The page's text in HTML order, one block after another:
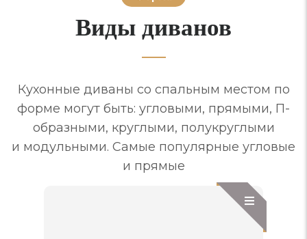
Виды диванов
Кухонные диваны со спальным местом по
форме могут быть: угловыми, прямыми, П-
образными, круглыми, полукруглыми
и модульными. Самые популярные угловые
и прямые